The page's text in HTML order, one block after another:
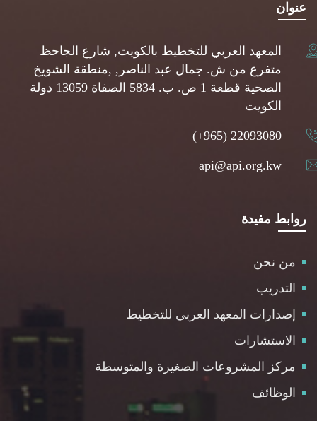
عنوان
المعهد العربي للتخطيط بالكويت, شارع الجاحظ
متفرع من ش. جمال عبد الناصر, ,منطقة الشويخ
الصحية قطعة 1 ص. ب. 5834 الصفاة 13059 دولة
الكويت
(+965) 22093080
api@api.org.kw
روابط مفيدة
من نحن
التدريب
إصدارات المعهد العربي للتخطيط
الاستشارات
مركز المشروعات الصغيرة والمتوسطة
الوظائف